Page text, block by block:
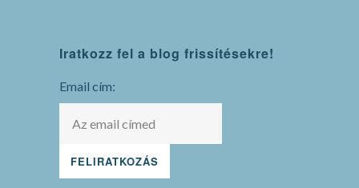
Iratkozz fel a blog frissítésekre!
Email cím: